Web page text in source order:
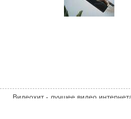
Видеохит - лучшее видео